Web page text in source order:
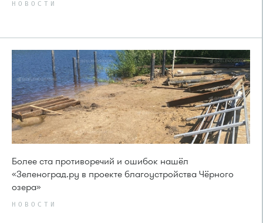
НОВОСТИ
Более ста противоречий и ошибок нашёл
«Зеленоград.ру в проекте благоустройства Чёрного
озера»
НОВОСТИ